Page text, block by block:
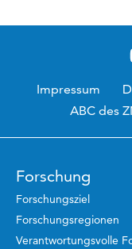
Impressum
ABC des
Forschung
Forschungsziel
Forschungsregionen
Verantwortungsvolle